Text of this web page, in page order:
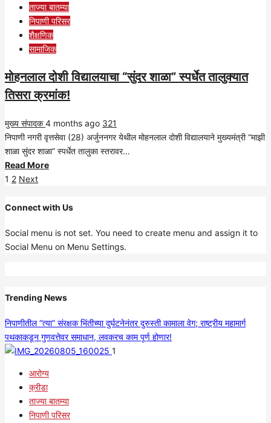
दोशी
विद्यालयाचे
विविध
ऑलिम्पियाड
परीक्षेत
यश!
ताज्या बातम्या
निपाणी परिसर
शैक्षणिक
सामाजिक
मोहनलाल दोशी विद्यालयाचा “सुंदर शाळा” स्पर्धेत तालुक्यात
तिसरा क्रमांक!
मुख्य संपादक4 months ago 321
निपाणी नगरी वृत्तसेवा (28) अर्जुननगर येथील मोहनलाल दोशी विद्यालयाने मुख्यमंत्री “माझी
शाळा सुंदर शाळा” स्पर्धेत तालुका स्तरावर...
Read MoreRead
मोहनलाल
विद्यालयाचा
“सुंदर
तिसरा
क्रमांक!
Posts
1 2 Next
Connect with Us
Social menu is not set. You need to create menu and assign it to
Social Menu on Menu Settings.
Trending News
निपाणीतील “त्या” संरक्षक भिंतीच्या दुर्घटनेनंतर दुरुस्ती कामाला वेग; राष्ट्रीय महामार्ग
पथकाकडून गुणवत्तेवर समाधान, लवकरच काम पूर्ण होणार!
1
आरोग्य
क्रीडा
ताज्या बातम्या
निपाणी परिसर